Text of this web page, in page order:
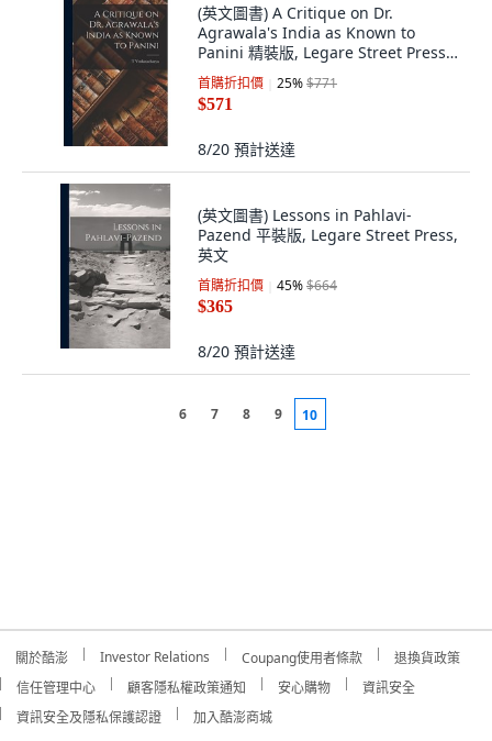
(英文圖書) A Critique on Dr.
Agrawala's India as Known to
Panini 精裝版, Legare Street Press,
英文
首購折扣價 25%$771
$571
8/20 預計送達
(英文圖書) Lessons in Pahlavi-
Pazend 平裝版, Legare Street Press,
英文
首購折扣價 45%$664
$365
8/20 預計送達
6 7 8 9 10
關於酷澎 Investor Relations Coupang使用者條款
退換貨政策
信任管理中心
顧客隱私權政策通知 安心購物
資訊安全
資訊安全及隱私保護認證
加入酷澎商城